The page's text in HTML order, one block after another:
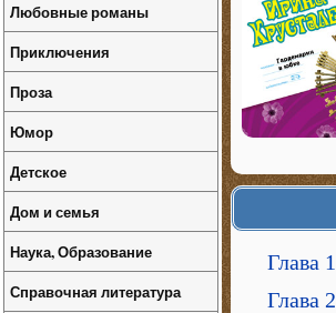
Глава 1
Глава 2
Любовные романы
Приключения
Проза
Юмор
Детское
Дом и семья
Наука, Образование
Справочная литература